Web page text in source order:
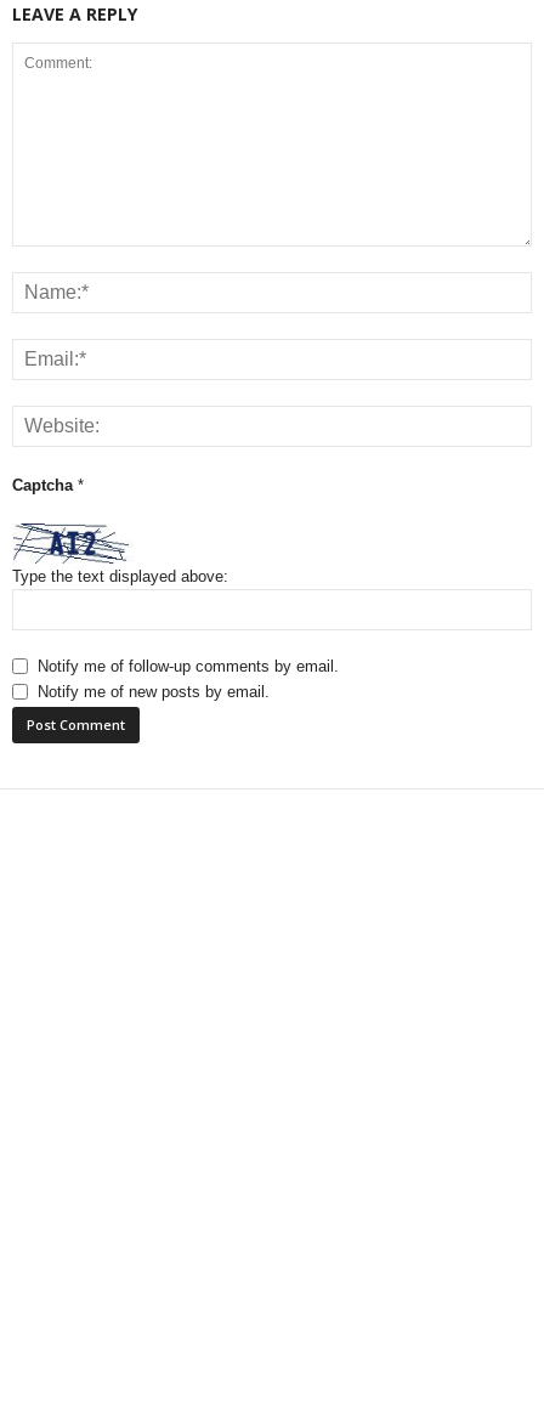
LEAVE A REPLY
Captcha *
Type the text displayed above:
Notify me of follow-up comments by email.
Notify me of new posts by email.